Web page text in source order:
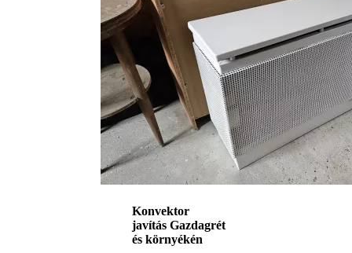
Konvektor
javítás Gazdagrét
és környékén